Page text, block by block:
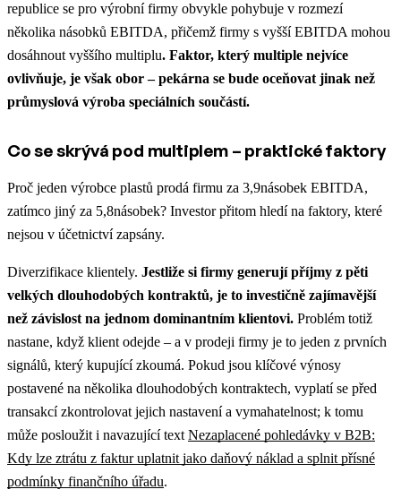
republice se pro výrobní firmy obvykle pohybuje v rozmezí
několika násobků EBITDA, přičemž firmy s vyšší EBITDA mohou
dosáhnout vyššího multiplu. Faktor, který multiple nejvíce
ovlivňuje, je však obor – pekárna se bude oceňovat jinak než
průmyslová výroba speciálních součástí.
Co se skrývá pod multiplem – praktické faktory
Proč jeden výrobce plastů prodá firmu za 3,9násobek EBITDA,
zatímco jiný za 5,8násobek? Investor přitom hledí na faktory, které
nejsou v účetnictví zapsány.
Diverzifikace klientely. Jestliže si firmy generují příjmy z pěti
velkých dlouhodobých kontraktů, je to investičně zajímavější
než závislost na jednom dominantním klientovi. Problém totiž
nastane, když klient odejde – a v prodeji firmy je to jeden z prvních
signálů, který kupující zkoumá. Pokud jsou klíčové výnosy
postavené na několika dlouhodobých kontraktech, vyplatí se před
transakcí zkontrolovat jejich nastavení a vymahatelnost; k tomu
může posloužit i navazující textNezaplacené pohledávky v B2B:
Kdy lze ztrátu z faktur uplatnit jako daňový náklad a splnit přísné
podmínky finančního úřadu.